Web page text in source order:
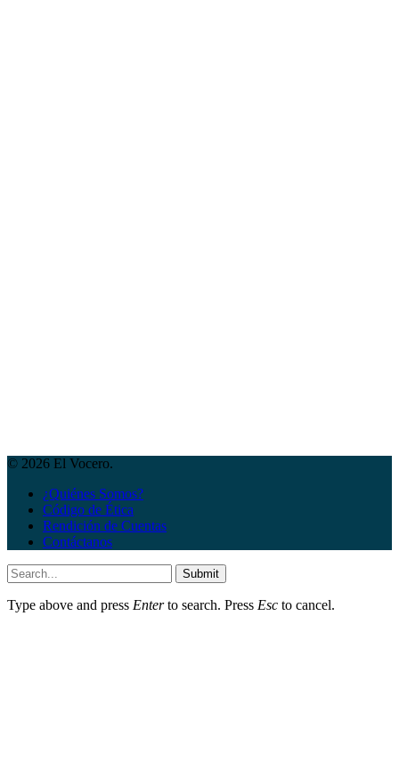
© 2026 El Vocero.
¿Quiénes Somos?
Código de Ética
Rendición de Cuentas
Contáctanos
Submit
Type above and press Enterto search. Press Esc to cancel.